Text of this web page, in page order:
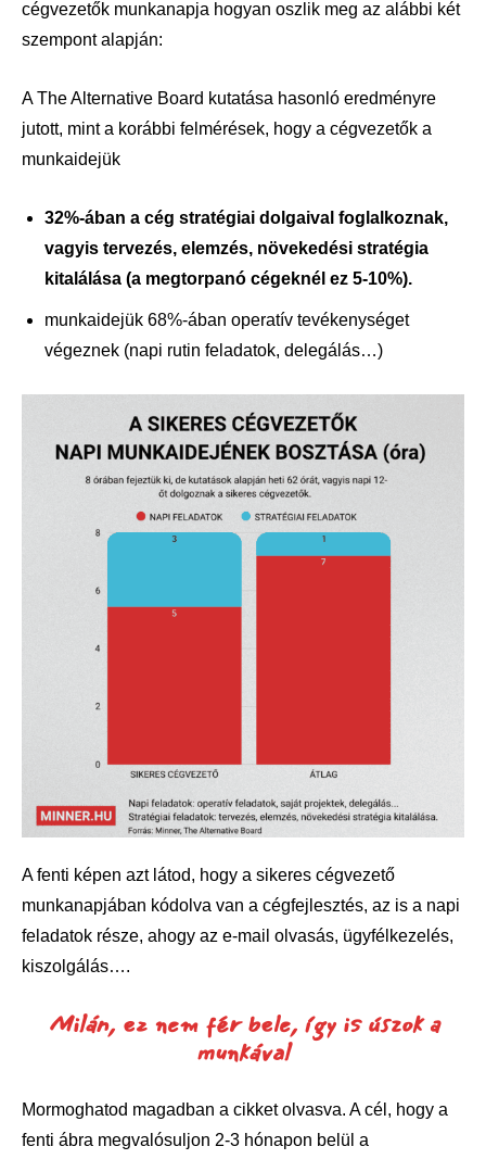
cégvezetők munkanapja hogyan oszlik meg az alábbi két
szempont alapján:
A The Alternative Board kutatása hasonló eredményre
jutott, mint a korábbi felmérések, hogy a cégvezetők a
munkaidejük
32%-ában a cég stratégiai dolgaival foglalkoznak,
vagyis tervezés, elemzés, növekedési stratégia
kitalálása (a megtorpanó cégeknél ez 5-10%).
munkaidejük 68%-ában operatív tevékenységet
végeznek (napi rutin feladatok, delegálás…)
A fenti képen azt látod, hogy a sikeres cégvezető
munkanapjában kódolva van a cégfejlesztés, az is a napi
feladatok része, ahogy az e-mail olvasás, ügyfélkezelés,
kiszolgálás….
Milán, ez nem fér bele, így is úszok a
munkával
Mormoghatod magadban a cikket olvasva. A cél, hogy a
fenti ábra megvalósuljon 2-3 hónapon belül a